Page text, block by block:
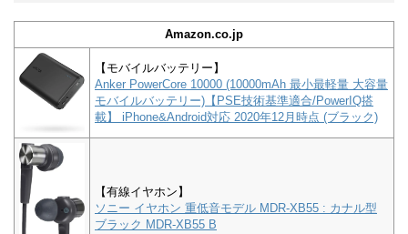
Amazon.co.jp
【モバイルバッテリー】
Anker PowerCore 10000 (10000mAh 最小最軽量 大容量
モバイルバッテリー)【PSE技術基準適合/PowerIQ搭
載】 iPhone&Android対応 2020年12月時点 (ブラック)
【有線イヤホン】
ソニー イヤホン 重低音モデル MDR-XB55 : カナル型
ブラック MDR-XB55 B